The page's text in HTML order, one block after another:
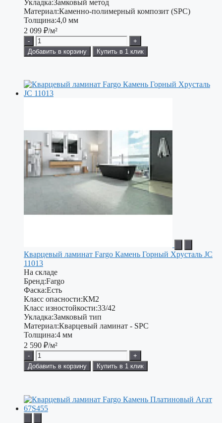
Укладка:Замковый метод
Материал:Каменно-полимерный композит (SPC)
Толщина:4,0 мм
2 099 ₽/м²
-
+
Добавить в корзину
Купить в 1 клик
Кварцевый ламинат Fargo Камень Горный Хрусталь JC
11013
На складе
Бренд:Fargo
Фаска:Есть
Класс опасности:КМ2
Класс изностойкости:33/42
Укладка:Замковый тип
Материал:Кварцевый ламинат - SPC
Толщина:4 мм
2 590 ₽/м²
-
+
Добавить в корзину
Купить в 1 клик